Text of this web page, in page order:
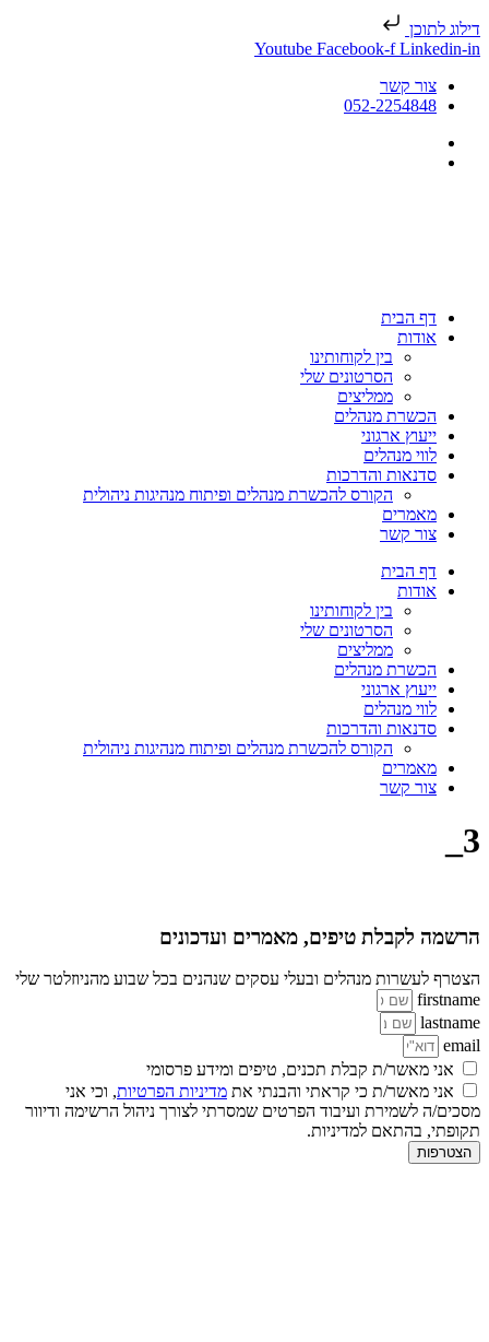
דילוג לתוכן
Youtube Facebook-f Linkedin-in
צור קשר
052-2254848
דף הבית
אודות
בין לקוחותינו
הסרטונים שלי
ממליצים
הכשרת מנהלים
ייעוץ ארגוני
לווי מנהלים
סדנאות והדרכות
הקורס להכשרת מנהלים ופיתוח מנהיגות ניהולית
מאמרים
צור קשר
דף הבית
אודות
בין לקוחותינו
הסרטונים שלי
ממליצים
הכשרת מנהלים
ייעוץ ארגוני
לווי מנהלים
סדנאות והדרכות
הקורס להכשרת מנהלים ופיתוח מנהיגות ניהולית
מאמרים
צור קשר
3_
הרשמה לקבלת טיפים, מאמרים ועדכונים
הצטרף לעשרות מנהלים ובעלי עסקים שנהנים בכל שבוע מהניוזלטר שלי
firstname
lastname
email
אני מאשר/ת קבלת תכנים, טיפים ומידע פרסומי
אני מאשר/ת כי קראתי והבנתי את מדיניות הפרטיות, וכי אני
מסכים/ה לשמירת ועיבוד הפרטים שמסרתי לצורך ניהול הרשימה ודיוור
תקופתי, בהתאם למדיניות.
הצטרפות